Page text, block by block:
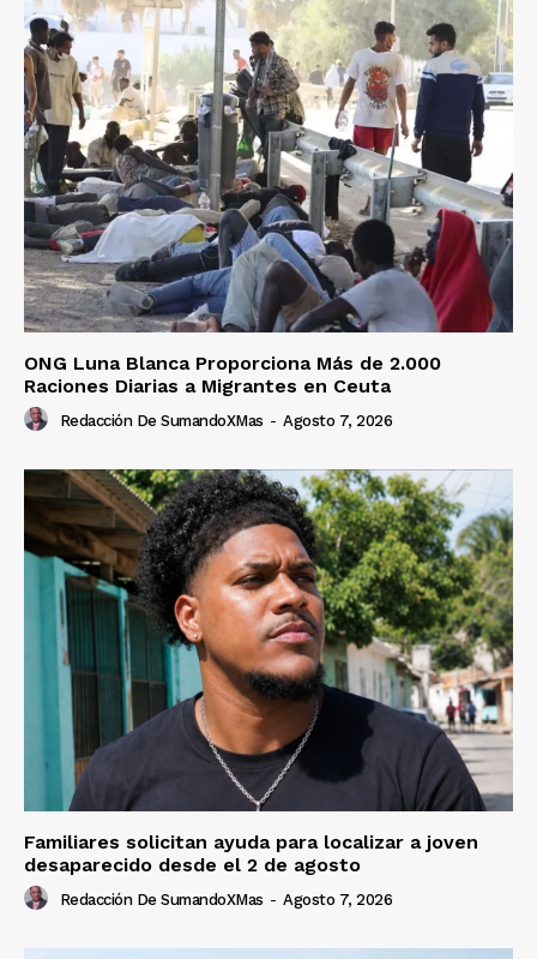
ONG Luna Blanca Proporciona Más de 2.000
Raciones Diarias a Migrantes en Ceuta
Redacción De SumandoXMas - Agosto 7, 2026
Familiares solicitan ayuda para localizar a joven
desaparecido desde el 2 de agosto
Redacción De SumandoXMas - Agosto 7, 2026